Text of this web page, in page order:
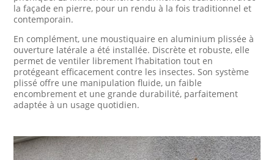
la façade en pierre, pour un rendu à la fois traditionnel et
contemporain.
En complément, une moustiquaire en aluminium plissée à
ouverture latérale a été installée. Discrète et robuste, elle
permet de ventiler librement l’habitation tout en
protégeant efficacement contre les insectes. Son système
plissé offre une manipulation fluide, un faible
encombrement et une grande durabilité, parfaitement
adaptée à un usage quotidien.